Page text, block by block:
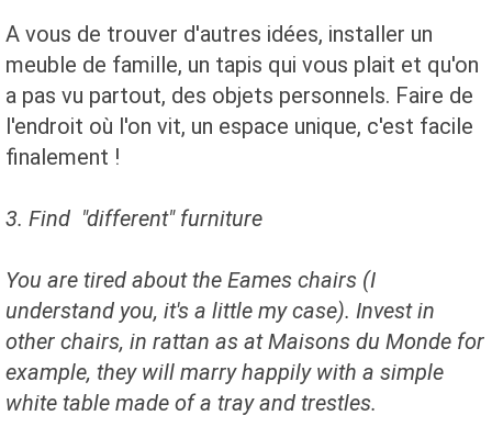
A vous de trouver d'autres idées, installer un
meuble de famille, un tapis qui vous plait et qu'on
a pas vu partout, des objets personnels. Faire de
l'endroit où l'on vit, un espace unique, c'est facile
finalement !
3. Find "different" furniture
You are tired about the Eames chairs (I
understand you, it's a little my case). Invest in
other chairs, in rattan as at Maisons du Monde for
example, they will marry happily with a simple
white table made of a tray and trestles.